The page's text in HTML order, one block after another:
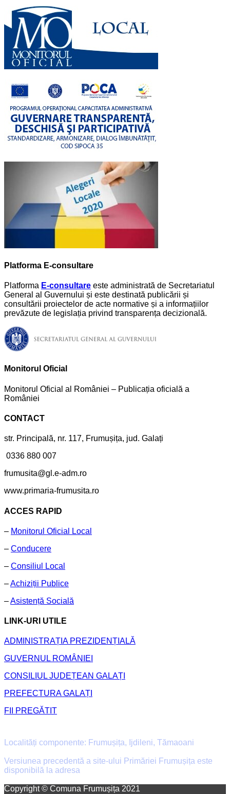
Platforma E-consultare
Platforma E-consultare este administrată de Secretariatul
General al Guvernului și este destinată publicării și
consultării proiectelor de acte normative și a informațiilor
prevăzute de legislația privind transparența decizională.
Monitorul Oficial
Monitorul Oficial al României – Publicația oficială a
României
CONTACT
str. Principală, nr. 117, Frumușița, jud. Galați
0336 880 007
frumusita@gl.e-adm.ro
www.primaria-frumusita.ro
ACCES RAPID
– Monitorul Oficial Local
– Conducere
– Consiliul Local
–Achiziții Publice
–Asistență Socială
LINK-URI UTILE
ADMINISTRAȚIA PREZIDENȚIALĂ
GUVERNUL ROMÂNIEI
CONSILIUL JUDEȚEAN GALAȚI
PREFECTURA GALAȚI
FII PREGĂTIT
Localități componente: Frumușița, Ijdileni, Tămaoani
Versiunea precedentă a site-ului Primăriei Frumușița este
disponibilă la adresa
Copyright © Comuna Frumușița 2021